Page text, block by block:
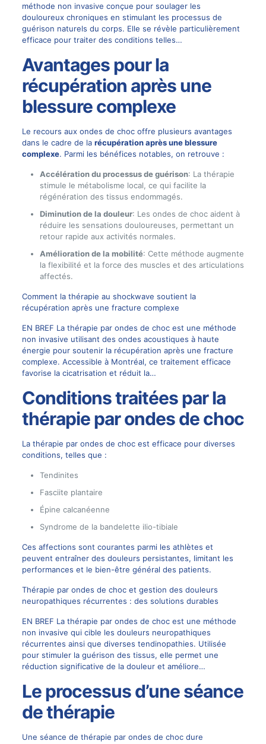
méthode non invasive conçue pour soulager les
douloureux chroniques en stimulant les processus de
guérison naturels du corps. Elle se révèle particulièrement
efficace pour traiter des conditions telles…
Avantages pour la
récupération après une
blessure complexe
Le recours aux ondes de choc offre plusieurs avantages
dans le cadre de la récupération après une blessure
complexe. Parmi les bénéfices notables, on retrouve :
Accélération du processus de guérison: La thérapie
stimule le métabolisme local, ce qui facilite la
régénération des tissus endommagés.
Diminution de la douleur: Les ondes de choc aident à
réduire les sensations douloureuses, permettant un
retour rapide aux activités normales.
Amélioration de la mobilité: Cette méthode augmente
la flexibilité et la force des muscles et des articulations
affectés.
Comment la thérapie au shockwave soutient la
récupération après une fracture complexe
EN BREF La thérapie par ondes de choc est une méthode
non invasive utilisant des ondes acoustiques à haute
énergie pour soutenir la récupération après une fracture
complexe. Accessible à Montréal, ce traitement efficace
favorise la cicatrisation et réduit la…
Conditions traitées par la
thérapie par ondes de choc
La thérapie par ondes de choc est efficace pour diverses
conditions, telles que :
Tendinites
Fasciite plantaire
Épine calcanéenne
Syndrome de la bandelette ilio-tibiale
Ces affections sont courantes parmi les athlètes et
peuvent entraîner des douleurs persistantes, limitant les
performances et le bien-être général des patients.
Thérapie par ondes de choc et gestion des douleurs
neuropathiques récurrentes : des solutions durables
EN BREF La thérapie par ondes de choc est une méthode
non invasive qui cible les douleurs neuropathiques
récurrentes ainsi que diverses tendinopathies. Utilisée
pour stimuler la guérison des tissus, elle permet une
réduction significative de la douleur et améliore…
Le processus d’une séance
de thérapie
Une séance de thérapie par ondes de choc dure